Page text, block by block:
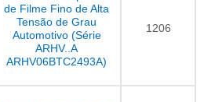
de Filme Fino de Alta
Tensão de Grau
Automotivo (Série
ARHV..A
ARHV06BTC2493A)
1206